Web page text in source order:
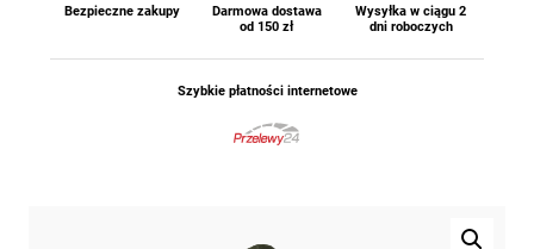
Bezpieczne zakupy
Darmowa dostawa
od 150 zł
Wysyłka w ciągu 2
dni roboczych
Szybkie płatności internetowe